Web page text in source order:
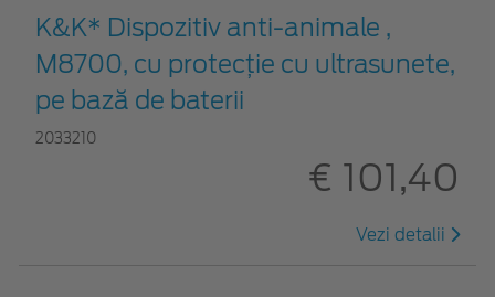
K&K* Dispozitiv anti-animale ,
M8700, cu protecție cu ultrasunete,
pe bază de baterii
2033210
€ 101,40
Vezi detalii